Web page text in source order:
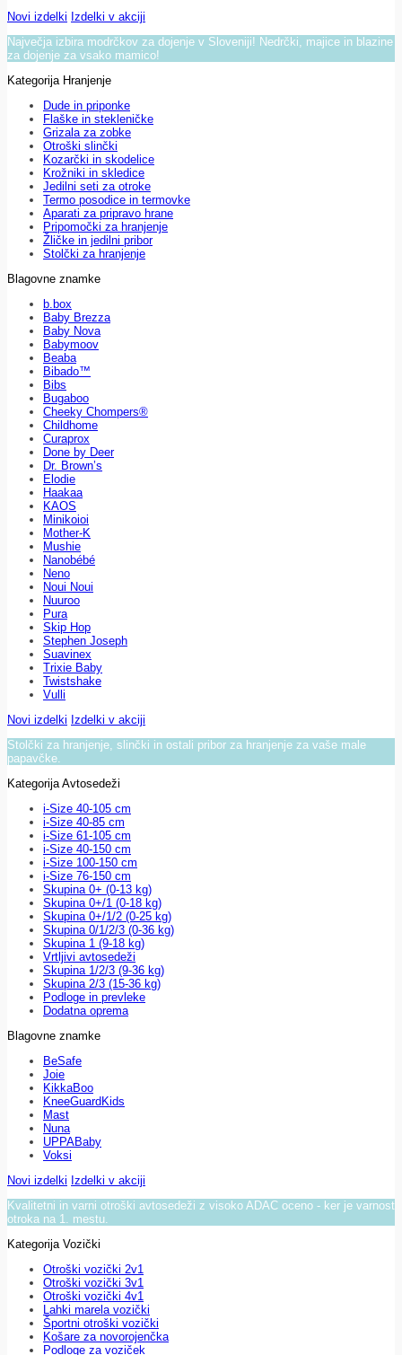
Novi izdelki Izdelki v akciji
Največja izbira modrčkov za dojenje v Sloveniji! Nedrčki, majice in blazine
za dojenje za vsako mamico!
Kategorija Hranjenje
Dude in priponke
Flaške in stekleničke
Grizala za zobke
Otroški slinčki
Kozarčki in skodelice
Krožniki in skledice
Jedilni seti za otroke
Termo posodice in termovke
Aparati za pripravo hrane
Pripomočki za hranjenje
Žličke in jedilni pribor
Stolčki za hranjenje
Blagovne znamke
b.box
Baby Brezza
Baby Nova
Babymoov
Beaba
Bibado™
Bibs
Bugaboo
Cheeky Chompers®
Childhome
Curaprox
Done by Deer
Dr. Brown’s
Elodie
Haakaa
KAOS
Minikoioi
Mother-K
Mushie
Nanobébé
Neno
Noui Noui
Nuuroo
Pura
Skip Hop
Stephen Joseph
Suavinex
Trixie Baby
Twistshake
Vulli
Novi izdelki Izdelki v akciji
Stolčki za hranjenje, slinčki in ostali pribor za hranjenje za vaše male
papavčke.
Kategorija Avtosedeži
i-Size 40-105 cm
i-Size 40-85 cm
i-Size 61-105 cm
i-Size 40-150 cm
i-Size 100-150 cm
i-Size 76-150 cm
Skupina 0+ (0-13 kg)
Skupina 0+/1 (0-18 kg)
Skupina 0+/1/2 (0-25 kg)
Skupina 0/1/2/3 (0-36 kg)
Skupina 1 (9-18 kg)
Vrtljivi avtosedeži
Skupina 1/2/3 (9-36 kg)
Skupina 2/3 (15-36 kg)
Podloge in prevleke
Dodatna oprema
Blagovne znamke
BeSafe
Joie
KikkaBoo
KneeGuardKids
Mast
Nuna
UPPABaby
Voksi
Novi izdelki Izdelki v akciji
Kvalitetni in varni otroški avtosedeži z visoko ADAC oceno - ker je varnost
otroka na 1. mestu.
Kategorija Vozički
Otroški vozički 2v1
Otroški vozički 3v1
Otroški vozički 4v1
Lahki marela vozički
Športni otroški vozički
Košare za novorojenčka
Podloge za voziček